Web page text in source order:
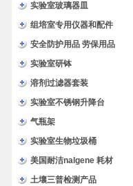
实验室玻璃器皿
组培室专用仪器和配件
安全防护用品 劳保用品
实验室研钵
溶剂过滤器套装
实验室不锈钢升降台
气瓶架
实验室生物垃圾桶
美国耐洁nalgene 耗材
土壤三普检测产品